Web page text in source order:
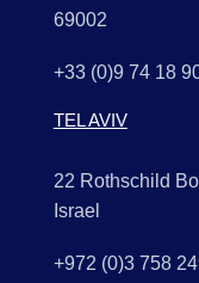
69002
+33 (0)9 74 18
TEL AVIV
22 Rothschild
Israel
+972 (0)3 758